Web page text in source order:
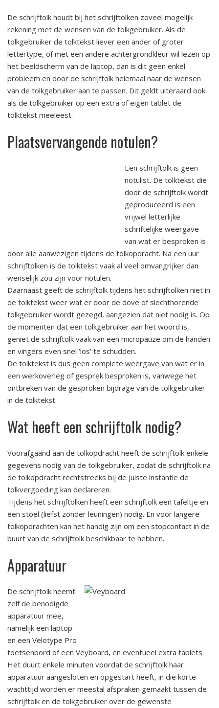
De schrijftolk houdt bij het schrijftolken zoveel mogelijk
rekening met de wensen van de tolkgebruiker. Als de
tolkgebruiker de tolktekst liever een ander of groter
lettertype, of met een andere achtergrondkleur wil lezen op
het beeldscherm van de laptop, dan is dit geen enkel
probleem en door de schrijftolk helemaal naar de wensen
van de tolkgebruiker aan te passen. Dit geldt uiteraard ook
als de tolkgebruiker op een extra of eigen tablet de
tolktekst meeleest.
Plaatsvervangende notulen?
Een schrijftolk is geen
notulist. De tolktekst die
door de schrijftolk wordt
geproduceerd is een
vrijwel letterlijke
schriftelijke weergave
van wat er besproken is
door alle aanwezigen tijdens de tolkopdracht. Na een uur
schrijftolken is de tolktekst vaak al veel omvangrijker dan
wenselijk zou zijn voor notulen.
Daarnaast geeft de schrijftolk tijdens het schrijftolken niet in
de tolktekst weer wat er door de dove of slechthorende
tolkgebruiker wordt gezegd, aangezien dat niet nodig is. Op
de momenten dat een tolkgebruiker aan het woord is,
geniet de schrijftolk vaak van een micropauze om de handen
en vingers even snel ‘los’ te schudden.
De tolktekst is dus geen complete weergave van wat er in
een werkoverleg of gesprek besproken is, vanwege het
ontbreken van de gesproken bijdrage van de tolkgebruiker
in de tolktekst.
Wat heeft een schrijftolk nodig?
Voorafgaand aan de tolkopdracht heeft de schrijftolk enkele
gegevens nodig van de tolkgebruiker, zodat de schrijftolk na
de tolkopdracht rechtstreeks bij de juiste instantie de
tolkvergoeding kan declareren.
Tijdens het schrijftolken heeft een schrijftolk een tafeltje en
een stoel (liefst zonder leuningen) nodig. En voor langere
tolkopdrachten kan het handig zijn om een stopcontact in de
buurt van de schrijftolk beschikbaar te hebben.
Apparatuur
De schrijftolk neemt
zelf de benodigde
apparatuur mee,
namelijk een laptop
en een Velotype Pro
toetsenbord of een Veyboard, en eventueel extra tablets.
Het duurt enkele minuten voordat de schrijftolk haar
apparatuur aangesloten en opgestart heeft, in die korte
wachttijd worden er meestal afspraken gemaakt tussen de
schrijftolk en de tolkgebruiker over de gewenste